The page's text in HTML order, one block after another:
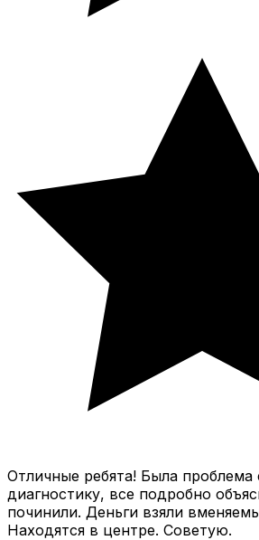
Отличные ребята! Была
диагностику, все подробно
починили. Деньги взяли
Находятся в центре. Советую.